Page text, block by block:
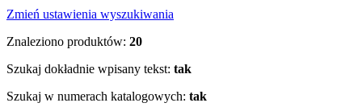
Zmień ustawienia wyszukiwania
Znaleziono produktów: 20
Szukaj dokładnie wpisany tekst: tak
Szukaj w numerach katalogowych: tak